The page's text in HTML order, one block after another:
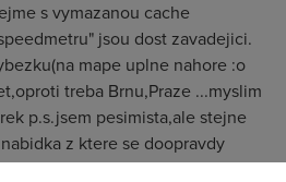
s vymazanou cache
jsou dost zavadejici.
mape uplne nahore :o
treba Brnu,Praze ...myslim
p.s.jsem pesimista,ale stejne
z ktere se doopravdy
:)) ,zatim jen nevericne kroutim,a